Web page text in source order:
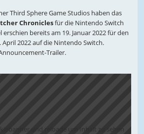
Third Sphere Game Studios haben das
Chroniclesfür die Nintendo Switch
erschien bereits am 19. Januar 2022 für den
2022 auf die Nintendo Switch.
Trailer.
und reloade um Inhalt zu sehen